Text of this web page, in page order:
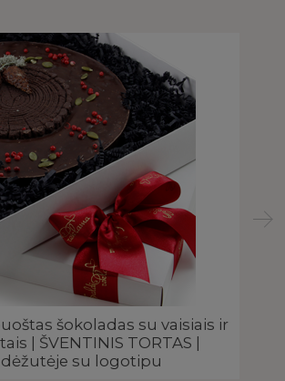
šokoladas su vaisiais ir
| ŠVENTINIS TORTAS |
dėžutėje su logotipu